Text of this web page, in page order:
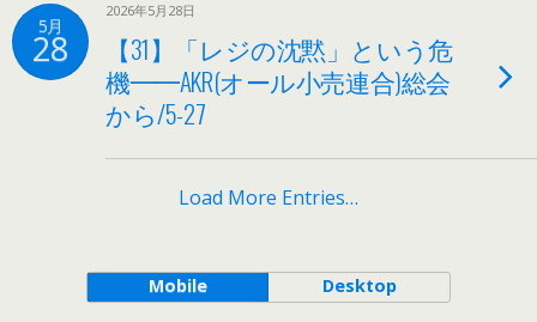
5月
28
2026年5月28日
【31】「レジの沈黙」という危
機━━AKR(オール小売連合)総会
から/5-27
Load More Entries…
Mobile Desktop